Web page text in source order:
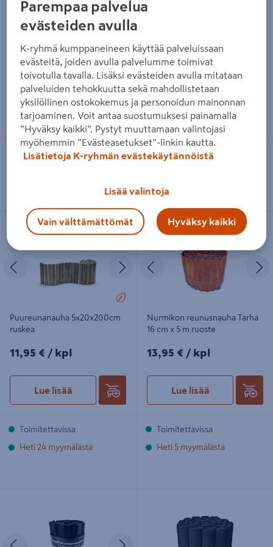
Nurmikonreunusnauha 10 cm
2,75€/kpl
2,75 €/ kpl
0,31€/m
0,31 €/ m
Lue lisää
Toimitettavissa
2,35€/kpl
2,35 €/ kpl
Lue lisää
Toimitettavissa
Puureunanauha 5x20x200cm
Edellinen Seuraava
Puureunanauha 5x20x200cm
ruskea
11,95€/kpl
11,95 € / kpl
Lue lisää
Toimitettavissa
Heti 24 myymälästä
Nurmikon reunusnauha Tarha 16 cm
x 5 m ruoste
Edellinen
Nurmikon reunusnauha Tarha
16 cm x 5 m ruoste
13,95€/kpl
13,95 € / kpl
Lue lisää
Toimitettavissa
Heti 5 myymälästä
Edellinen
Parempaa palvelua
evästeiden avulla
K-ryhmä kumppaneineen käyttää palveluissaan
evästeitä, joiden avulla palvelumme toimivat
toivotulla tavalla. Lisäksi evästeiden avulla mitataan
palveluiden tehokkuutta sekä mahdollistetaan
yksilöllinen ostokokemus ja personoidun mainonnan
tarjoaminen. Voit antaa suostumuksesi painamalla
”Hyväksy kaikki”. Pystyt muuttamaan valintojasi
myöhemmin ”Evästeasetukset”-linkin kautta.
Lisätietoja K-ryhmän evästekäytännöistä
Lisää valintoja
Vain välttämättömät Hyväksy kaikki